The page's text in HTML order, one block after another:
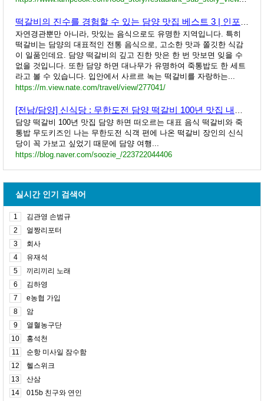
자연경관뿐만 아니라, 맛있는 음식으로도 유명한 지역입니다. 특히
떡갈비는 담양의 대표적인 전통 음식으로, 고소한 맛과 쫄깃한 식감
이 일품인데요. 담양 떡갈비의 깊고 진한 맛은 한 번 맛보면 잊을 수
없을 것입니다. 또한 담양 하면 대나무가 유명하여 죽통밥도 한 세트
라고 볼 수 있습니다. 입안에서 사르르 녹는 떡갈비를 자랑하는...
https://m.view.nate.com/travel/view/277041/
담양 떡갈비 100년 맛집 담양 하면 떠오르는 대표 음식 떡갈비와 죽
통밥 무도키즈인 나는 무한도전 식객 편에 나온 떡갈비 장인의 신식
당이 꼭 가보고 싶었기 때문에 담양 여행...
https://blog.naver.com/soozie_/223722044406
실시간 인기 검색어
1
김관영 손범규
2
얼짱리포터
3
회사
4
유재석
5
끼리끼리 노래
6
김하영
7
e농협 가입
8
암
9
열혈농구단
10
홍석천
11
순항 미사일 잠수함
12
헬스위크
13
산삼
14
015b 친구와 연인